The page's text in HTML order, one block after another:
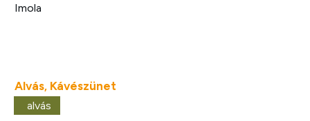
Imola
Alvás, Kávészünet
alvás